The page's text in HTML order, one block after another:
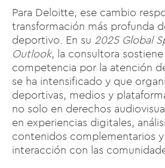
Para Deloitte, ese cambio
transformación más profunda
deportivo. En su 2025 Global
Outlook, la consultora
competencia por la atención
se ha intensificado y que
deportivas, medios y
no solo en derechos
en experiencias digitales,
contenidos complementarios
interacción con las